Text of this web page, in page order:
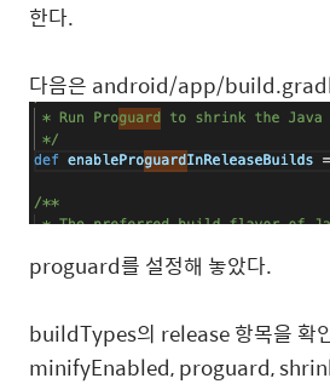
한다.
다음은 android/app/
proguard를 설정해 놓았다.
buildTypes의 release 항목을 확
minifyEnabled, proguard,